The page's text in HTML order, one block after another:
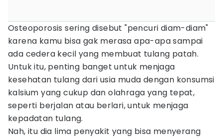
Osteoporosis sering disebut "pencuri diam-diam"
karena kamu bisa gak merasa apa-apa sampai
ada cedera kecil yang membuat tulang patah.
Untuk itu, penting banget untuk menjaga
kesehatan tulang dari usia muda dengan konsumsi
kalsium yang cukup dan olahraga yang tepat,
seperti berjalan atau berlari, untuk menjaga
kepadatan tulang.
Nah, itu dia lima penyakit yang bisa menyerang